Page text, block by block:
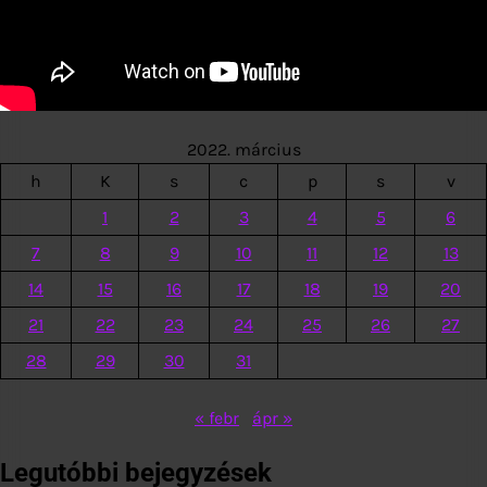
2022. március
h
K s c p s
v
1
2 3 4 5
6
7
8 9 10 11 12
13
14
15 16 17 18 19
20
21
22 23 24 25 26
27
28
29 30 31
« febr ápr »
Legutóbbi bejegyzések